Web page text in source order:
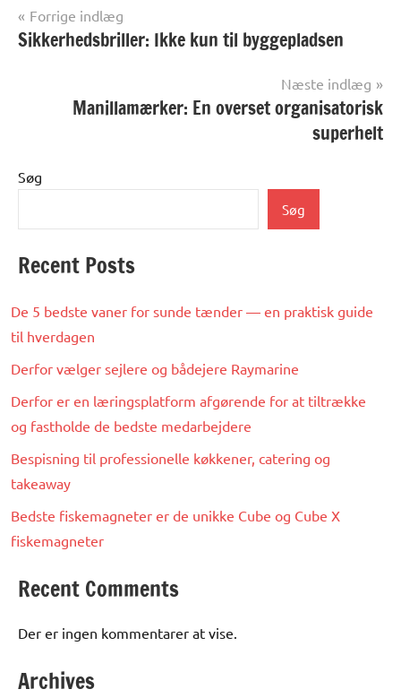
Alle
Indlægsnavigation
Forrige indlæg
Sikkerhedsbriller: Ikke kun til byggepladsen
Næste indlæg
Manillamærker: En overset organisatorisk
superhelt
Søg
Søg
Recent Posts
De 5 bedste vaner for sunde tænder — en praktisk guide
til hverdagen
Derfor vælger sejlere og bådejere Raymarine
Derfor er en læringsplatform afgørende for at tiltrække
og fastholde de bedste medarbejdere
Bespisning til professionelle køkkener, catering og
takeaway
Bedste fiskemagneter er de unikke Cube og Cube X
fiskemagneter
Recent Comments
Der er ingen kommentarer at vise.
Archives